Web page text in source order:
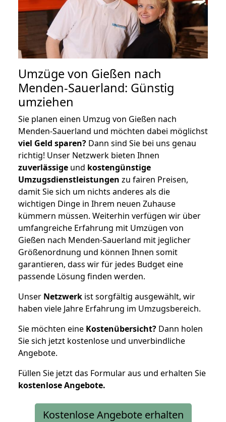
Umzüge von Gießen nach
Menden-Sauerland: Günstig
umziehen
Sie planen einen Umzug von Gießen nach
Menden-Sauerland und möchten dabei möglichst
viel Geld sparen? Dann sind Sie bei uns genau
richtig! Unser Netzwerk bieten Ihnen
zuverlässige und kostengünstige
Umzugsdienstleistungen zu fairen Preisen,
damit Sie sich um nichts anderes als die
wichtigen Dinge in Ihrem neuen Zuhause
kümmern müssen. Weiterhin verfügen wir über
umfangreiche Erfahrung mit Umzügen von
Gießen nach Menden-Sauerland mit jeglicher
Größenordnung und können Ihnen somit
garantieren, dass wir für jedes Budget eine
passende Lösung finden werden.
Unser Netzwerk ist sorgfältig ausgewählt, wir
haben viele Jahre Erfahrung im Umzugsbereich.
Sie möchten eine Kostenübersicht? Dann holen
Sie sich jetzt kostenlose und unverbindliche
Angebote.
Füllen Sie jetzt das Formular aus und erhalten Sie
kostenloseAngebote.
Kostenlose Angebote erhalten